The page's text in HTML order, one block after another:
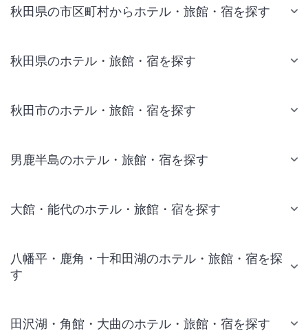
秋田県の市区町村からホテル・旅館・宿を探す
秋田県のホテル・旅館・宿を探す
秋田市のホテル・旅館・宿を探す
男鹿半島のホテル・旅館・宿を探す
大館・能代のホテル・旅館・宿を探す
八幡平・鹿角・十和田湖のホテル・旅館・宿を探
す
田沢湖・角館・大曲のホテル・旅館・宿を探す